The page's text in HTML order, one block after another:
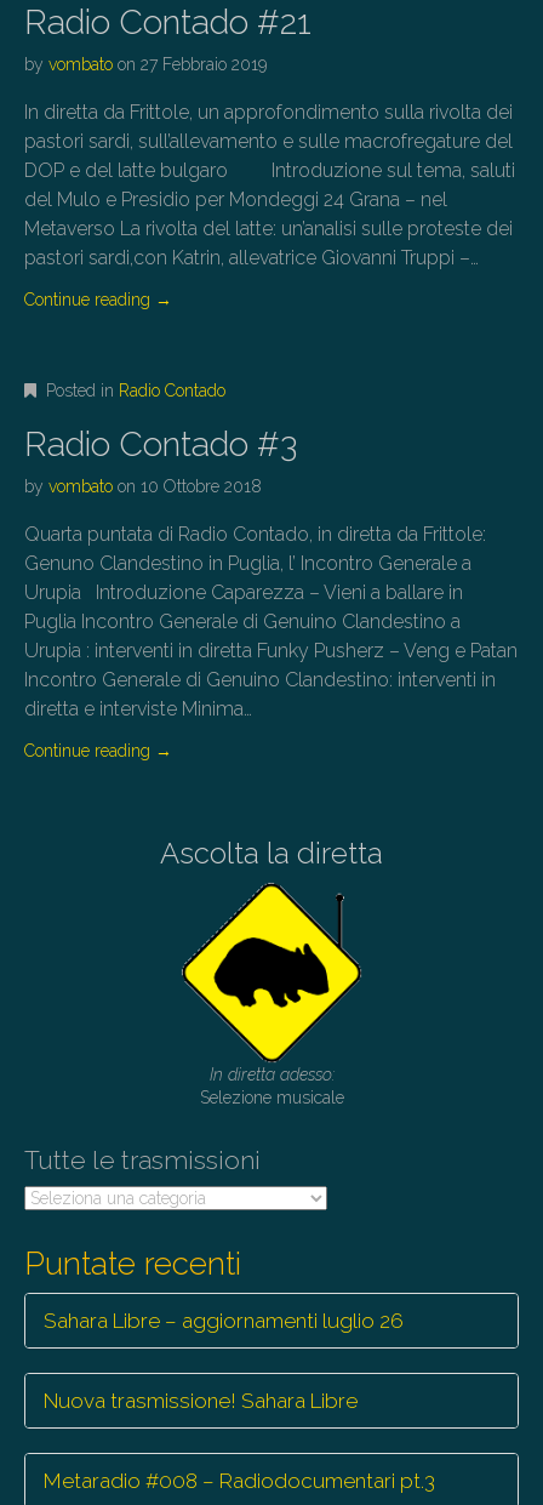
Radio Contado #21
by vombato on 27 Febbraio 2019
In diretta da Frittole, un approfondimento sulla rivolta dei
pastori sardi, sull’allevamento e sulle macrofregature del
DOP e del latte bulgaro Introduzione sul tema, saluti
del Mulo e Presidio per Mondeggi 24 Grana – nel
Metaverso La rivolta del latte: un’analisi sulle proteste dei
pastori sardi,con Katrin, allevatrice Giovanni Truppi –…
Continue reading →
Posted in Radio Contado
Radio Contado #3
by vombato on 10 Ottobre 2018
Quarta puntata di Radio Contado, in diretta da Frittole:
Genuno Clandestino in Puglia, l’ Incontro Generale a
Urupia Introduzione Caparezza – Vieni a ballare in
Puglia Incontro Generale di Genuino Clandestino a
Urupia : interventi in diretta Funky Pusherz – Veng e Patan
Incontro Generale di Genuino Clandestino: interventi in
diretta e interviste Minima…
Continue reading →
Ascolta la diretta
In diretta adesso:
Selezione musicale
Tutte le trasmissioni
Tutte
Puntate recenti
Sahara Libre – aggiornamenti luglio 26
Nuova trasmissione! Sahara Libre
Metaradio #008 – Radiodocumentari pt.3